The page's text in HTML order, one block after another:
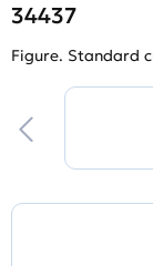
34437
Figure. Standard